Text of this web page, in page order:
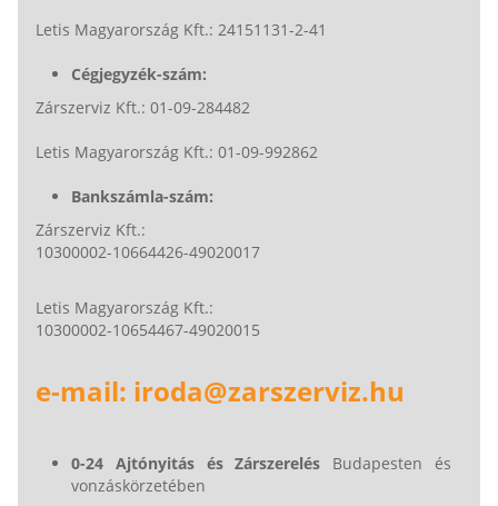
Letis Magyarország Kft.: 24151131-2-41
Cégjegyzék-szám:
Zárszerviz Kft.: 01-09-284482
Letis Magyarország Kft.: 01-09-992862
Bankszámla-szám:
Zárszerviz Kft.:
10300002-10664426-49020017
Letis Magyarország Kft.:
10300002-10654467-49020015
e-mail: iroda@zarszerviz.hu
0-24 Ajtónyitás és Zárszerelés Budapesten és
vonzáskörzetében